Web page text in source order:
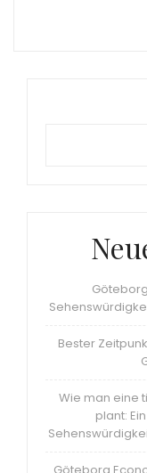
Bester
Wie man eine
plant: